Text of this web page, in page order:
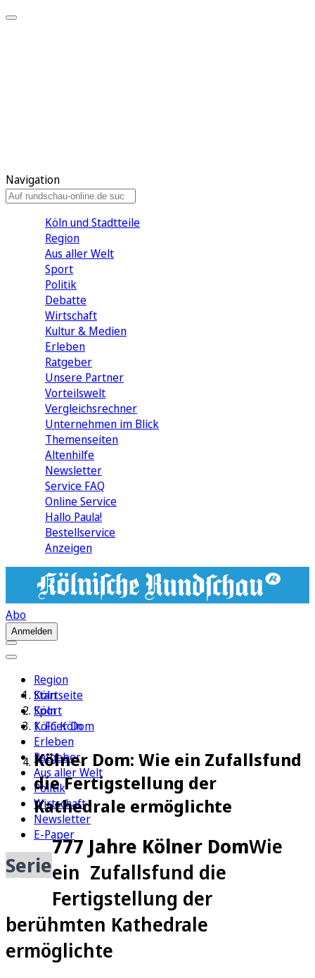
Navigation
Köln und Stadtteile
Region
Aus aller Welt
Sport
Politik
Debatte
Wirtschaft
Kultur & Medien
Erleben
Ratgeber
Unsere Partner
Vorteilswelt
Vergleichsrechner
Unternehmen im Blick
Themenseiten
Altenhilfe
Newsletter
Service FAQ
Online Service
Hallo Paula!
Bestellservice
Anzeigen
Abo
Anmelden
Region
Köln
Sport
1. FC Köln
Erleben
Ratgeber
Aus aller Welt
Politik
Wirtschaft
Newsletter
E-Paper
Startseite
Köln
Kölner Dom
Kölner Dom: Wie ein Zufallsfund
die Fertigstellung der
Kathedrale ermöglichte
Serie
777 Jahre Kölner DomWie
ein Zufallsfund die
Fertigstellung der
berühmten Kathedrale
ermöglichte